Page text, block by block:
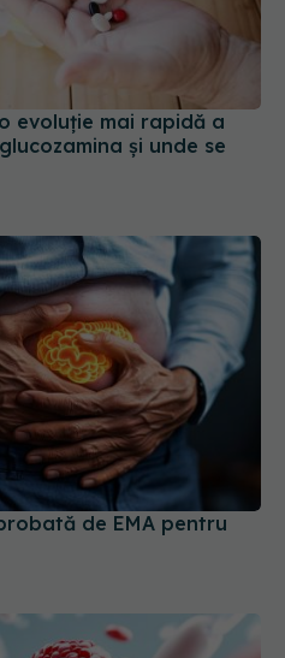
evoluție mai rapidă a
și unde se
de EMA pentru